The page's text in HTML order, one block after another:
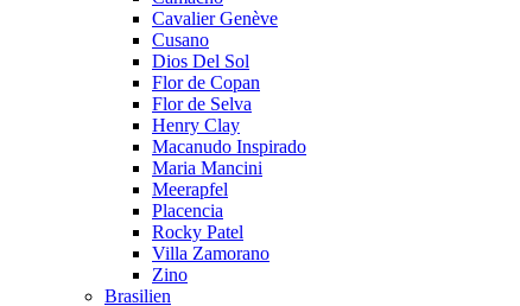
Cavalier Genève
Cusano
Dios Del Sol
Flor de Copan
Flor de Selva
Henry Clay
Macanudo Inspirado
Maria Mancini
Meerapfel
Placencia
Rocky Patel
Villa Zamorano
Zino
Brasilien